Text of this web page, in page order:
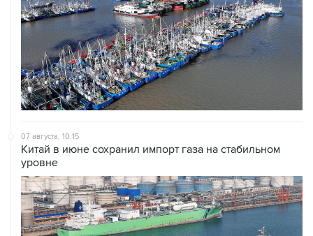
07 августа, 10:15
Китай в июне сохранил импорт газа на стабильном
уровне